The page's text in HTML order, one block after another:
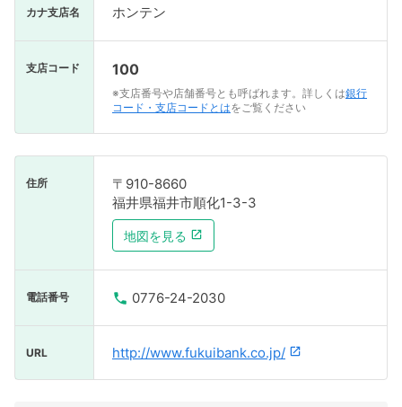
カナ支店名 ホンテン
支店コード 100
※支店番号や店舗番号とも呼ばれます。詳しくは銀行
コード・支店コードとはをご覧ください
住所
〒910-8660
福井県福井市順化1-3-3
地図を見る
電話番号 0776-24-2030
URL http://www.fukuibank.co.jp/